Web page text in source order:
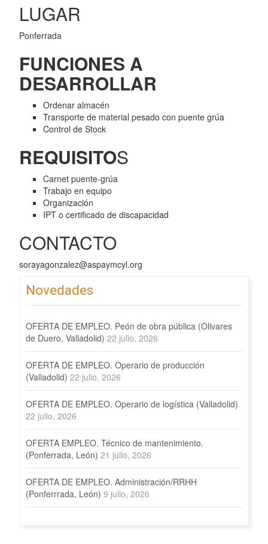
LUGAR
Ponferrada
FUNCIONES A
DESARROLLAR
Ordenar almacén
Transporte de material pesado con puente grúa
Control de Stock
REQUISITOS
Carnet puente-grúa
Trabajo en equipo
Organización
IPT o certificado de discapacidad
CONTACTO
sorayagonzalez@aspaymcyl.org
Novedades
OFERTA DE EMPLEO. Peón de obra pública (Olivares
de Duero, Valladolid) 22 julio, 2026
OFERTA DE EMPLEO. Operario de producción
(Valladolid) 22 julio, 2026
OFERTA DE EMPLEO. Operario de logística (Valladolid)
22 julio, 2026
OFERTA EMPLEO. Técnico de mantenimiento.
(Ponferrada, León) 21 julio, 2026
OFERTA DE EMPLEO. Administración/RRHH
(Ponferrrada, León) 9 julio, 2026